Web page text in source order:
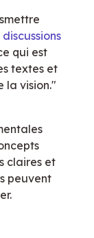
discussions
qui est
textes et
la vision."
claires et
peuvent